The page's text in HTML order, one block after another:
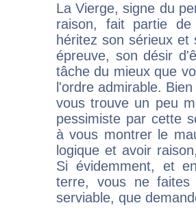
La Vierge, signe du
raison, fait partie
héritez son sérieux
épreuve, son désir
tâche du mieux que
l'ordre admirable.
vous trouve un peu
pessimiste par cette
à vous montrer le
logique et avoir
Si évidemment, et
terre, vous ne
serviable, que